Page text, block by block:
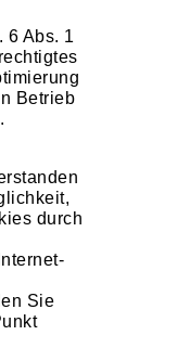
6 Abs. 1
Betrieb
durch
Sie